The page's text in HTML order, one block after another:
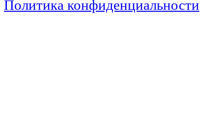
Политика конфиденциальности